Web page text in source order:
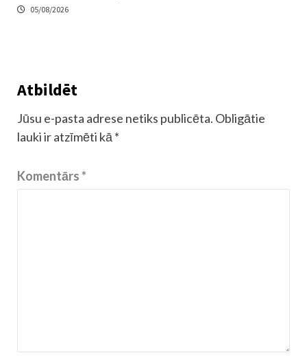
05/08/2026
Atbildēt
Jūsu e-pasta adrese netiks publicēta. Obligātie
lauki ir atzīmēti kā *
Komentārs*